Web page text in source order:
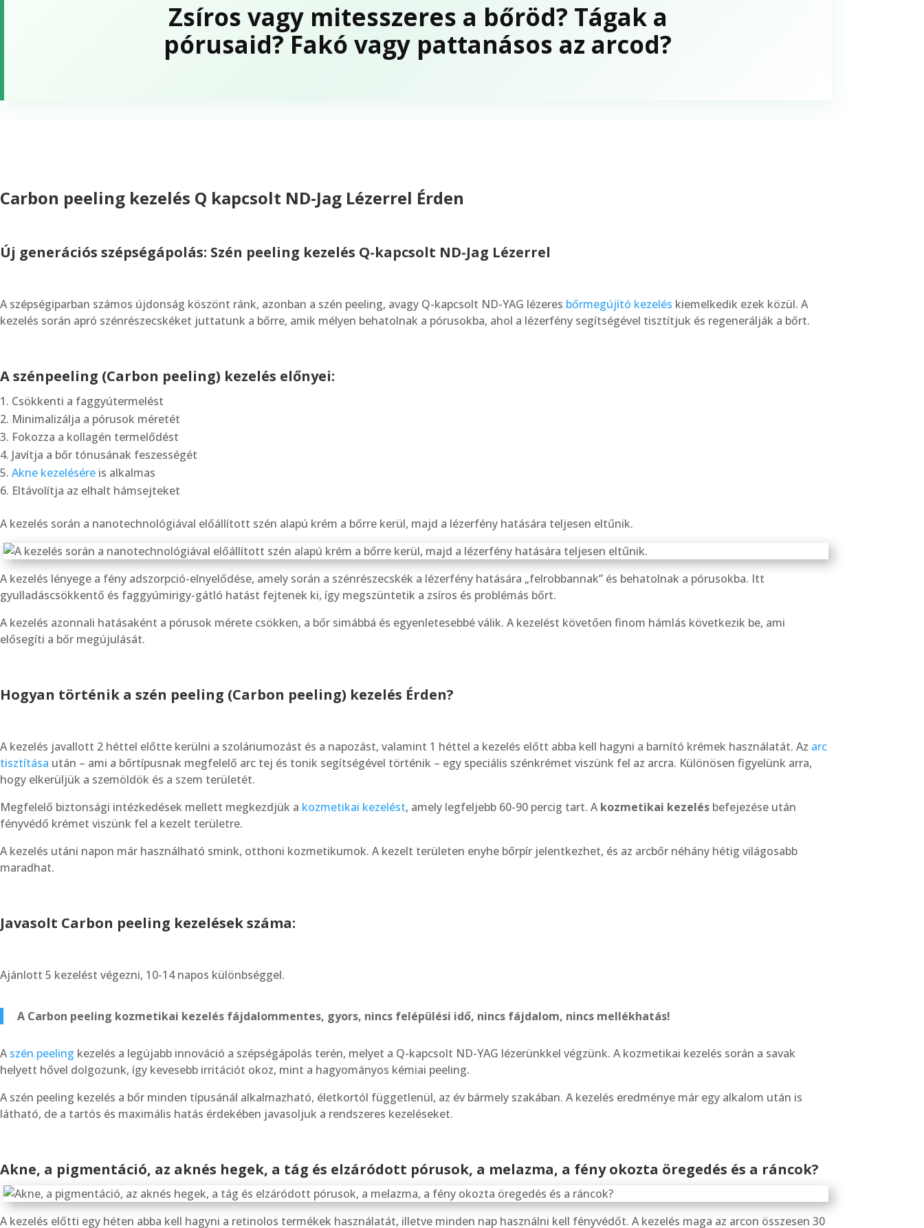
Zsíros vagy mitesszeres a bőröd? Tágak a
pórusaid? Fakó vagy pattanásos az arcod?
Carbon peeling kezelés Q kapcsolt ND-Jag Lézerrel Érden
Új generációs szépségápolás: Szén peeling kezelés Q-kapcsolt ND-Jag Lézerrel
A szépségiparban számos újdonság köszönt ránk, azonban a szén peeling, avagy Q-kapcsolt ND-YAG lézeres bőrmegújító kezelés kiemelkedik ezek közül. A
kezelés során apró szénrészecskéket juttatunk a bőrre, amik mélyen behatolnak a pórusokba, ahol a lézerfény segítségével tisztítjuk és regenerálják a bőrt.
A szénpeeling (Carbon peeling) kezelés előnyei:
Csökkenti a faggyútermelést
Minimalizálja a pórusok méretét
Fokozza a kollagén termelődést
Javítja a bőr tónusának feszességét
Akne kezelésére is alkalmas
Eltávolítja az elhalt hámsejteket
A kezelés során a nanotechnológiával előállított szén alapú krém a bőrre kerül, majd a lézerfény hatására teljesen eltűnik.
A kezelés lényege a fény adszorpció-elnyelődése, amely során a szénrészecskék a lézerfény hatására „felrobbannak” és behatolnak a pórusokba. Itt
gyulladáscsökkentő és faggyúmirigy-gátló hatást fejtenek ki, így megszüntetik a zsíros és problémás bőrt.
A kezelés azonnali hatásaként a pórusok mérete csökken, a bőr simábbá és egyenletesebbé válik. A kezelést követően finom hámlás következik be, ami
elősegíti a bőr megújulását.
Hogyan történik a szén peeling (Carbon peeling) kezelés Érden?
A kezelés javallott 2 héttel előtte kerülni a szoláriumozást és a napozást, valamint 1 héttel a kezelés előtt abba kell hagyni a barnító krémek használatát. Az arc
tisztítása után – ami a bőrtípusnak megfelelő arc tej és tonik segítségével történik – egy speciális szénkrémet viszünk fel az arcra. Különösen figyelünk arra,
hogy elkerüljük a szemöldök és a szem területét.
Megfelelő biztonsági intézkedések mellett megkezdjük a kozmetikai kezelést, amely legfeljebb 60-90 percig tart. Akozmetikai kezelés befejezése után
fényvédő krémet viszünk fel a kezelt területre.
A kezelés utáni napon már használható smink, otthoni kozmetikumok. A kezelt területen enyhe bőrpír jelentkezhet, és az arcbőr néhány hétig világosabb
maradhat.
Javasolt Carbon peeling kezelések száma:
Ajánlott 5 kezelést végezni, 10-14 napos különbséggel.
A Carbon peeling kozmetikai kezelés fájdalommentes, gyors, nincs felépülési idő, nincs fájdalom, nincs mellékhatás!
Aszén peeling kezelés a legújabb innováció a szépségápolás terén, melyet a Q-kapcsolt ND-YAG lézerünkkel végzünk. A kozmetikai kezelés során a savak
helyett hővel dolgozunk, így kevesebb irritációt okoz, mint a hagyományos kémiai peeling.
A szén peeling kezelés a bőr minden típusánál alkalmazható, életkortól függetlenül, az év bármely szakában. A kezelés eredménye már egy alkalom után is
látható, de a tartós és maximális hatás érdekében javasoljuk a rendszeres kezeléseket.
Akne, a pigmentáció, az aknés hegek, a tág és elzáródott pórusok, a melazma, a fény okozta öregedés és a ráncok?
A kezelés előtti egy héten abba kell hagyni a retinolos termékek használatát, illetve minden nap használni kell fényvédőt. A kezelés maga az arcon összesen 30